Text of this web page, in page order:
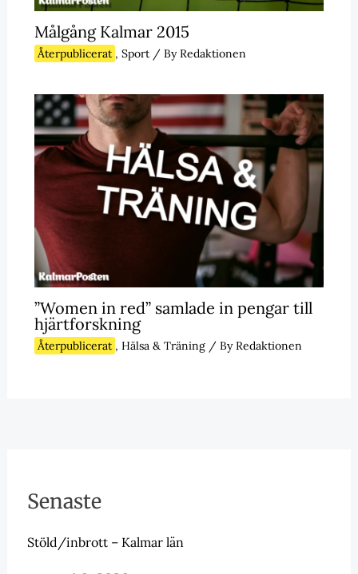
Målgång Kalmar 2015
Återpublicerat , Sport/ ByRedaktionen
”Women in red” samlade in pengar till
hjärtforskning
Återpublicerat , Hälsa & Träning/ ByRedaktionen
Senaste
Stöld/inbrott – Kalmar län